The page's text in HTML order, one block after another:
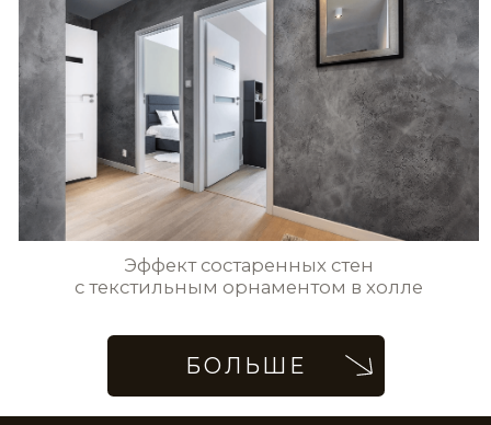
Стены в итальянском ресторане
Стены в гостиной с элементами
трафаретных узоров